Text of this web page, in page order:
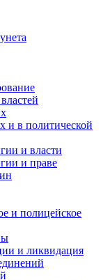
и в политической
и власти
и праве
и полицейское
и ликвидация